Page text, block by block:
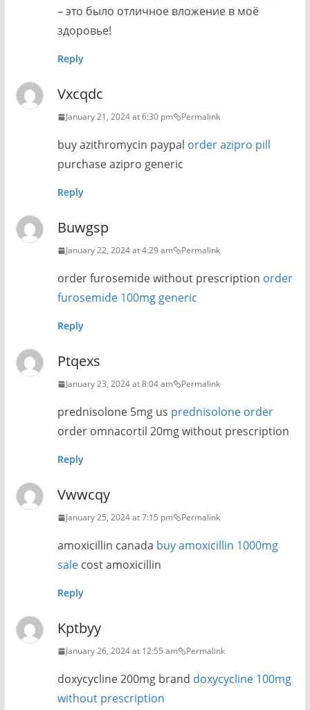
– это было отличное вложение в моё
здоровье!
Reply
Vxcqdc
January 21, 2024 at 6:30 pm Permalink
buy azithromycin paypal order azipro pill
purchase azipro generic
Reply
Buwgsp
January 22, 2024 at 4:29 am Permalink
order furosemide without prescription order
furosemide 100mg generic
Reply
Ptqexs
January 23, 2024 at 8:04 am Permalink
prednisolone 5mg us prednisolone order
order omnacortil 20mg without prescription
Reply
Vwwcqy
January 25, 2024 at 7:15 pm Permalink
amoxicillin canada buy amoxicillin 1000mg
salecost amoxicillin
Reply
Kptbyy
January 26, 2024 at 12:55 am Permalink
doxycycline 200mg brand doxycycline 100mg
without prescription